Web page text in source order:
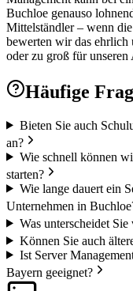
Buchloe genauso
Mittelständler – wenn
bewerten wir das ehrlich
oder zu groß für unseren
Häufige
Bieten Sie auch
an?
Wie schnell können
starten?
Wie lange dauert ein
Unternehmen in
Was unterscheidet
Können Sie auch
Ist Server
Bayern geeignet?